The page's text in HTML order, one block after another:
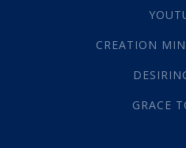
Afgode(23)
Almag(1)
CREATION
GRACE